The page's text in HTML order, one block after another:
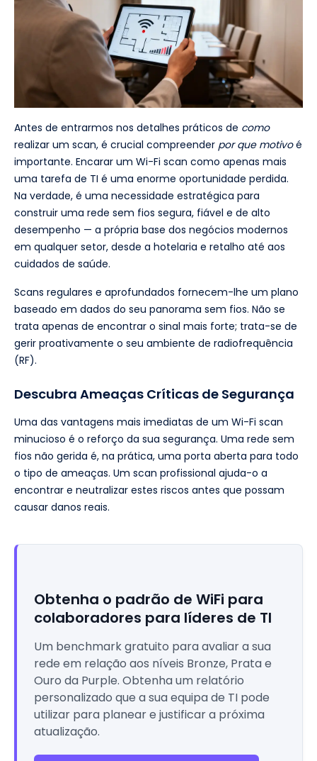
Antes de entrarmos nos detalhes práticos de como
realizar um scan, é crucial compreender por que motivoé
importante. Encarar um Wi-Fi scan como apenas mais
uma tarefa de TI é uma enorme oportunidade perdida.
Na verdade, é uma necessidade estratégica para
construir uma rede sem fios segura, fiável e de alto
desempenho — a própria base dos negócios modernos
em qualquer setor, desde a hotelaria e retalho até aos
cuidados de saúde.
Scans regulares e aprofundados fornecem-lhe um plano
baseado em dados do seu panorama sem fios. Não se
trata apenas de encontrar o sinal mais forte; trata-se de
gerir proativamente o seu ambiente de radiofrequência
(RF).
Descubra Ameaças Críticas de Segurança
Uma das vantagens mais imediatas de um Wi-Fi scan
minucioso é o reforço da sua segurança. Uma rede sem
fios não gerida é, na prática, uma porta aberta para todo
o tipo de ameaças. Um scan profissional ajuda-o a
encontrar e neutralizar estes riscos antes que possam
causar danos reais.
Obtenha o padrão de WiFi para
colaboradores para líderes de TI
Um benchmark gratuito para avaliar a sua
rede em relação aos níveis Bronze, Prata e
Ouro da Purple. Obtenha um relatório
personalizado que a sua equipa de TI pode
utilizar para planear e justificar a próxima
atualização.